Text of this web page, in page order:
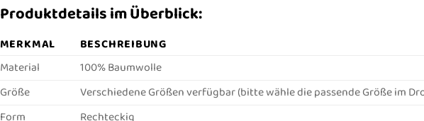
Produktdetails im Überblick:
MERKMAL
BESCHREIBUNG
Material
100% Baumwolle
Größe
Verschiedene Größen verfügbar (bitte wähle die passende Größe im
Form
Rechteckig